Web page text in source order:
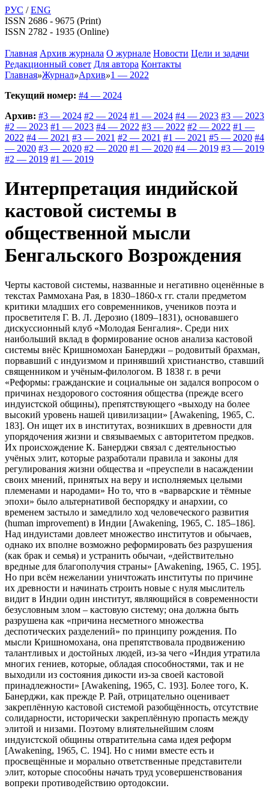
РУС /ENG
ISSN 2686 - 9675 (Print)
ISSN 2782 - 1935 (Online)
Главная Архив журнала О журнале Новости Цели и задачи
Редакционный совет Для автора Контакты
Главная»Журнал»Архив»1 — 2022
Текущий номер: #4 — 2024
Архив: #3 — 2024 #2 — 2024 #1 — 2024 #4 — 2023 #3 — 2023
#2 — 2023 #1 — 2023 #4 — 2022 #3 — 2022 #2 — 2022 #1 —
2022 #4 — 2021 #3 — 2021 #2 — 2021 #1 — 2021 #5 — 2020 #4
— 2020 #3 — 2020 #2 — 2020 #1 — 2020 #4 — 2019 #3 — 2019
#2 — 2019 #1 — 2019
Интерпретация индийской
кастовой системы в
общественной мысли
Бенгальского Возрождения
Черты кастовой системы, названные и негативно оценённые в
текстах Раммохана Рая, в 1830–1860-х гг. стали предметом
критики младших его современников, учеников поэта и
просветителя Г. В. Л. Дерозио (1809–1831), основавшего
дискуссионный клуб «Молодая Бенгалия». Среди них
наибольший вклад в формирование основ анализа кастовой
системы внёс Кришномохан Банерджи – родовитый брахман,
порвавший с индуизмом и принявший христианство, ставший
священником и учёным-филологом. В 1838 г. в речи
«Реформы: гражданские и социальные он задался вопросом о
причинах нездорового состояния общества (прежде всего
индуистской общины), препятствующего «выходу на более
высокий уровень нашей цивилизации» [Awakening, 1965, С.
183]. Он ищет их в институтах, возникших в древности для
упорядочения жизни и связываемых с авторитетом предков.
Их происхождение К. Банерджи связал с деятельностью
учёных элит, которые разработали правила и законы для
регулирования жизни общества и «преуспели в насаждении
своих мнений, принятых на веру и исполняемых целыми
племенами и народами» Но то, что в «варварские и тёмные
эпохи» было альтернативой беспорядку и анархии, со
временем застыло и замедлило ход человеческого развития
(human improvement) в Индии [Awakening, 1965, С. 185–186].
Над индуистами довлеет множество институтов и обычаев,
однако их вполне возможно реформировать без разрушения
(как брак и семья) и устранить обычаи, «действительно
вредные для благополучия страны» [Awakening, 1965, С. 195].
Но при всём нежелании уничтожать институты по причине
их древности и начинать строить новые с нуля мыслитель
видит в Индии один институт, являющийся в современности
безусловным злом – кастовую систему; она должна быть
разрушена как «причина несметного множества
деспотических разделений» по принципу рождения. По
мысли Кришномохана, она препятствовала продвижению
талантливых и достойных людей, из-за чего «Индия утратила
многих гениев, которые, обладая способностями, так и не
выходили из состояния дикости из-за своей кастовой
принадлежности» [Awakening, 1965, С. 193]. Более того, К.
Банерджи, как прежде Р. Рай, отрицательно оценивает
закреплённую кастовой системой разобщённость, отсутствие
солидарности, исторически закреплённую пропасть между
элитой и низами. Поэтому влиятельнейшим слоям
индуистской общины отвратительна сама идея реформ
[Awakening, 1965, С. 194]. Но с ними вместе есть и
просвещённые и морально ответственные представители
элит, которые способны начать труд усовершенствования
вопреки противодействию ортодоксии.